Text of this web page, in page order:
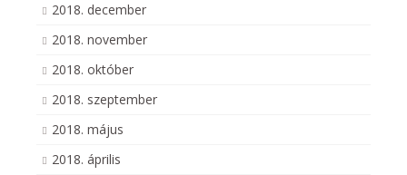
2018. december
2018. november
2018. október
2018. szeptember
2018. május
2018. április